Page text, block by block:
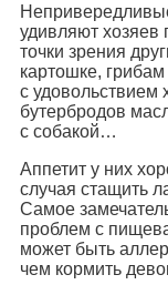
удивляют
точки зрения
картошке,
с удовольствием
бутербродов
с собакой…
Аппетит у них
случая стащить
Самое
проблем с
может быть
чем кормить